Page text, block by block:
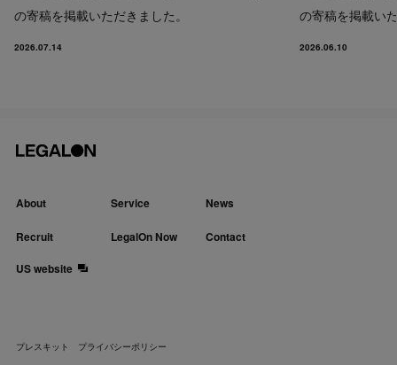
の寄稿を掲載いただきました。
2026.07.14
の寄稿を掲載い
2026.06.10
About Service News
Recruit LegalOn Now
Contact
US website
プレスキット プライバシーポリシー